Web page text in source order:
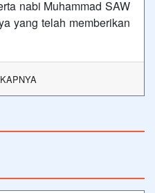
nabi Muhammad SAW
yang telah memberikan